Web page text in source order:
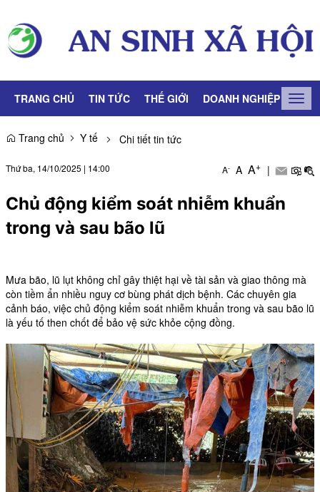
TRANG CHỦ TIN TỨC THẾ GIỚI DOANH NGHIỆP LAO
Trang chủ
Y tế Chi tiết tin tức
Thứ ba, 14/10/2025 | 14:00 A- A A+ |
Chủ động kiểm soát nhiễm khuẩn
trong và sau bão lũ
Mưa bão, lũ lụt không chỉ gây thiệt hại về tài sản và giao thông mà
còn tiềm ẩn nhiều nguy cơ bùng phát dịch bệnh. Các chuyên gia
cảnh báo, việc chủ động kiểm soát nhiễm khuẩn trong và sau bão lũ
là yếu tố then chốt để bảo vệ sức khỏe cộng đồng.